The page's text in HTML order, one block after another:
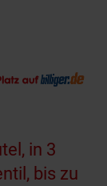
in 3
bis zu